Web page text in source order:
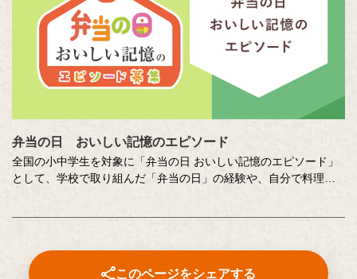
弁当の日 おいしい記憶のエピソード
全国の小中学生を対象に「弁当の日 おいしい記憶のエピソード」
として、学校で取り組んだ「弁当の日」の経験や、自分で料理を
ならでは、小中学生ならではのエピソードがとても印象的です。
このページをシェアする